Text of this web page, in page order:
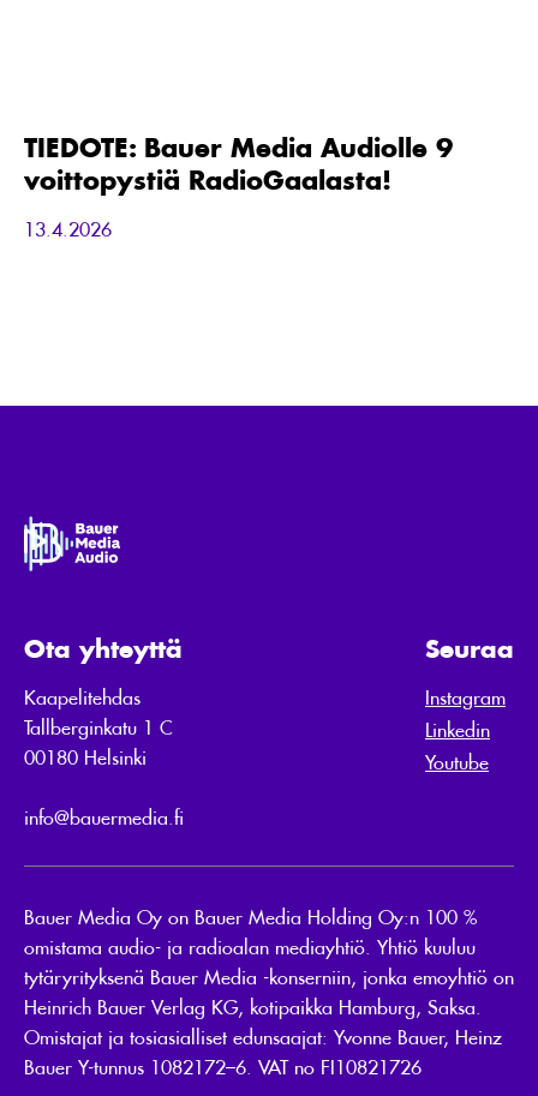
Audiolle
9
voittopystiä
TIEDOTE: Bauer Media Audiolle 9
voittopystiä RadioGaalasta!
13.4.2026
Ota yhteyttä
Kaapelitehdas
Tallberginkatu 1 C
00180 Helsinki
info@bauermedia.fi
Seuraa
Instagram
Linkedin
Youtube
Bauer Media Oy on Bauer Media Holding Oy:n 100 %
omistama audio- ja radioalan mediayhtiö. Yhtiö kuuluu
tytäryrityksenä Bauer Media -konserniin, jonka emoyhtiö on
Heinrich Bauer Verlag KG, kotipaikka Hamburg, Saksa.
Omistajat ja tosiasialliset edunsaajat: Yvonne Bauer, Heinz
Bauer Y-tunnus 1082172–6. VAT no FI10821726